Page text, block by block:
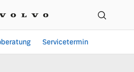
| Autohaus
Servicetermin